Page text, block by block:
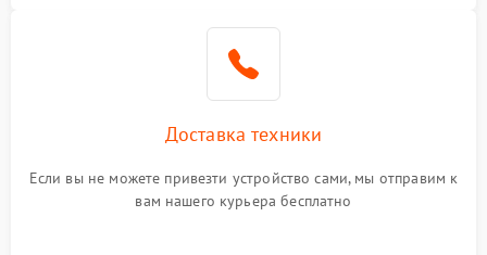
Доставка техники
Если вы не можете привезти устройство сами, мы отправим к
вам нашего курьера бесплатно